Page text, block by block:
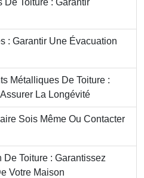
: Garantir Une Évacuation
Métalliques De Toiture :
La Longévité
Sois Même Ou Contacter
Toiture : Garantissez
Votre Maison